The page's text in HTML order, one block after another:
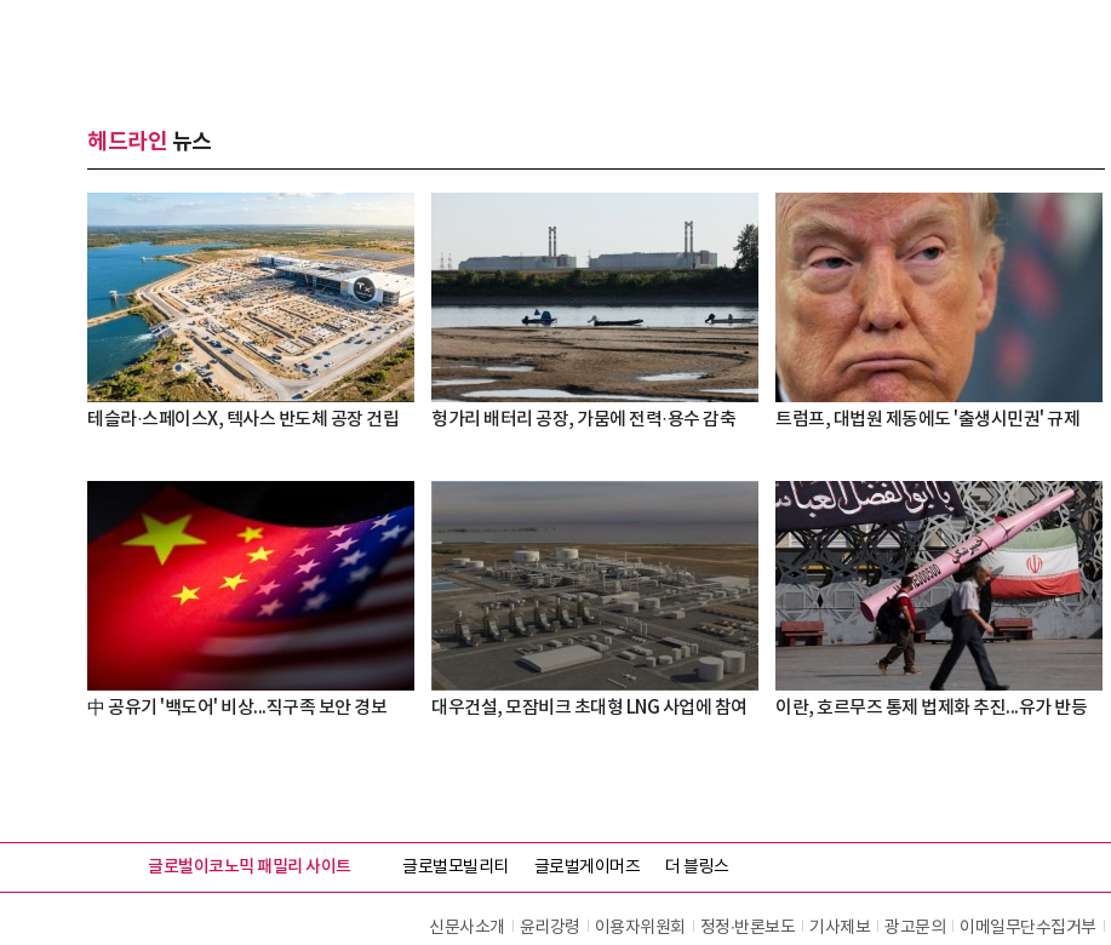
헤드라인 뉴스
테슬라·스페이스X, 텍사스 반도체 공장 건립 헝가리 배터리 공장, 가뭄에 전력·용수 감축 트럼프, 대법원 제동에도 '출생시민권' 규제
中 공유기 '백도어' 비상...직구족 보안 경보 대우건설, 모잠비크 초대형 LNG 사업에 참여 이란, 호르무즈 통제 법제화 추진...유가 반등
글로벌이코노믹 패밀리 사이트 글로벌모빌리티 글로벌게이머즈 더 블링스
신문사소개 윤리강령 이용자위원회 정정∙반론보도 기사제보 광고문의 이메일무단수집거부